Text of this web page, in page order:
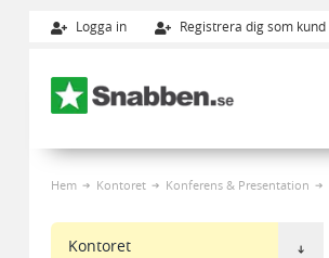
Logga in Registrera dig som kund
Hem Kontoret Konferens & Presentation
Kontoret